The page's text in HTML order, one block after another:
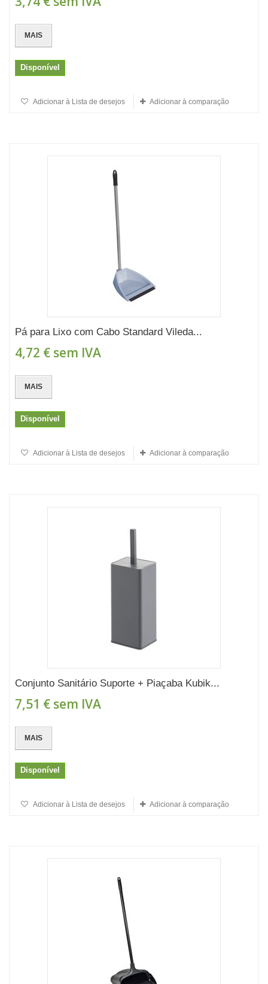
MAIS
Disponível
Adicionar à Lista de desejos Adicionar à comparação
Pá para Lixo com Cabo Standard Vileda...
4,72 € sem IVA
MAIS
Disponível
Adicionar à Lista de desejos Adicionar à comparação
Conjunto Sanitário Suporte + Piaçaba Kubik...
7,51 € sem IVA
MAIS
Disponível
Adicionar à Lista de desejos Adicionar à comparação